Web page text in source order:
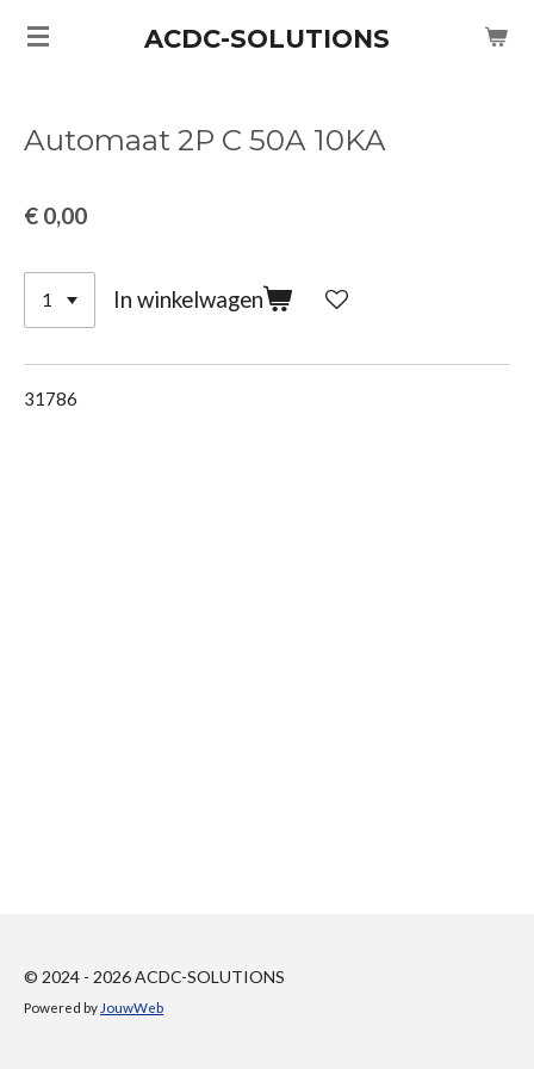
Ga
hoofdinhoud
ACDC-SOLUTIONS
Automaat 2P C 50A 10KA
€ 0,00
In winkelwagen
31786
© 2024 - 2026 ACDC-SOLUTIONS
Powered by JouwWeb